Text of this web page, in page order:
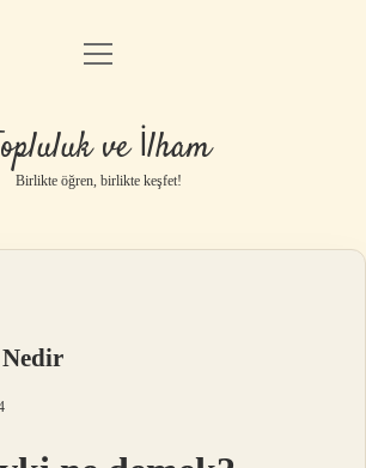
Anasayfa
Gizlilik Politikası
Yasal Uyarı
menüyü
ve İlham
Birlikte öğren, birlikte keşfet!